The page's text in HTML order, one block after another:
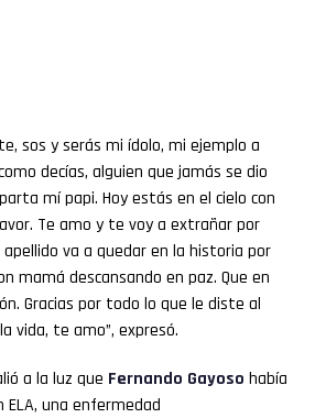
sos y serás mi ídolo, mi ejemplo a
decías, alguien que jamás se dio
mí papi. Hoy estás en el cielo con
Te amo y te voy a extrañar por
va a quedar en la historia por
mamá descansando en paz. Que en
Gracias por todo lo que le diste al
vida, te amo”, expresó.
a la luz que Fernando Gayoso había
una enfermedad